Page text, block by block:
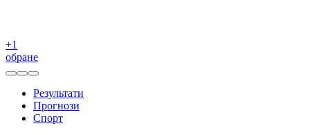
+1
обране
Результати
Прогнози
Спорт